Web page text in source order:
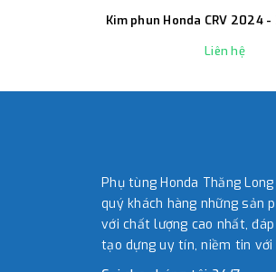
Kim phun Honda CRV 2024 -
Liên hệ
Phụ tùng Honda Thăng
quý khách hàng những sản
với chất lượng cao nhất,
tạo dựng uy tín, niềm tin với